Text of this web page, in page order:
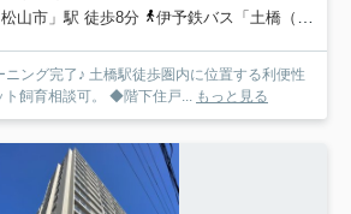
山市」駅 徒歩8分
伊予鉄バス「土橋（松山市）」バス停下車 徒歩2分
ング完了♪ 土橋駅徒歩圏内に位置する利便性
飼育相談可。 ◆階下住戸... もっと見る